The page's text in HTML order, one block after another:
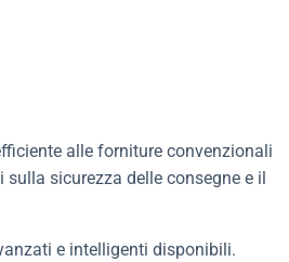
alle forniture convenzionali
sicurezza delle consegne e il
e intelligenti disponibili.